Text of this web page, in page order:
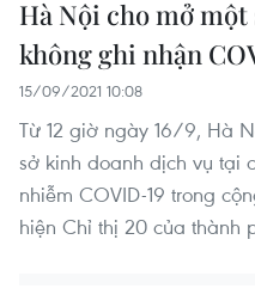
Hà Nội cho mở
không ghi nhận
15/09/2021 10:08
Từ 12 giờ ngày 16/9, Hà
sở kinh doanh dịch vụ tại
nhiễm COVID-19 trong
hiện Chỉ thị 20 của thành